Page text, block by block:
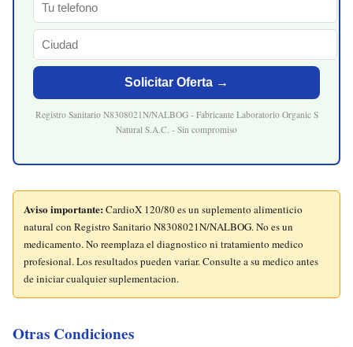
Solicitar Oferta →
Registro Sanitario N8308021N/NALBOG - Fabricante Laboratorio Organic S
Natural S.A.C. - Sin compromiso
Aviso importante:CardioX 120/80 es un suplemento alimenticio
natural con Registro Sanitario N8308021N/NALBOG. No es un
medicamento. No reemplaza el diagnostico ni tratamiento medico
profesional. Los resultados pueden variar. Consulte a su medico antes
de iniciar cualquier suplementacion.
Otras Condiciones